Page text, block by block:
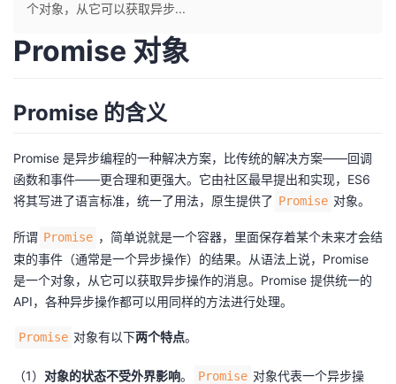
发
者
我
的
博
我
的
坛
我
圈
的
我
个对象，从它可以获取异步...
Promise 对象
Promise 的含义
Promise 是异步编程的一种解决方案，比传统的解决方案——回调
函数和事件——更合理和更强大。它由社区最早提出和实现，ES6
将其写进了语言标准，统一了用法，原生提供了 Promise 对象。
所谓 Promise ，简单说就是一个容器，里面保存着某个未来才会结
束的事件（通常是一个异步操作）的结果。从语法上说，Promise
是一个对象，从它可以获取异步操作的消息。Promise 提供统一的
API，各种异步操作都可以用同样的方法进行处理。
Promise 对象有以下两个特点。
（1） 对象的状态不受外界影响。 Promise 对象代表一个异步操